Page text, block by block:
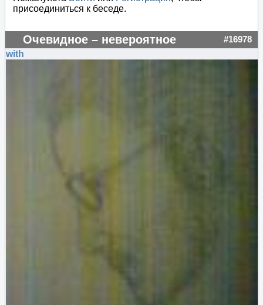
присоединиться к беседе.
Очевидное – невероятное #16978
with